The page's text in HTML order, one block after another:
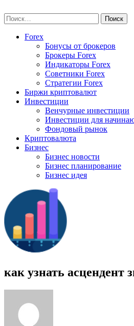
to
content
Найти:
Forex
Бонусы от брокеров
Брокеры Forex
Индикаторы Forex
Советники Forex
Стратегии Forex
Биржи криптовалют
Инвестиции
Венчурные инвестиции
Инвестиции для
Фондовый рынок
Криптовалюта
Бизнес
Бизнес новости
Бизнес планирование
Бизнес идея
как узнать асцендент